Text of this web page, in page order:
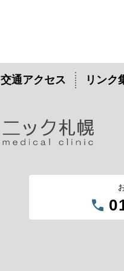
交通アクセス リンク
call